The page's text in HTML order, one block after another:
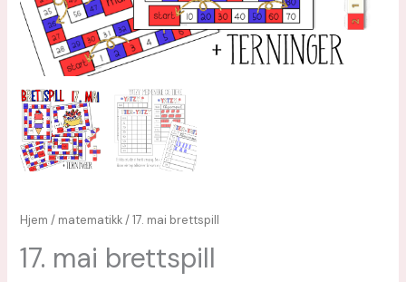
Hjem / matematikk/ 17. mai brettspill
17. mai brettspill